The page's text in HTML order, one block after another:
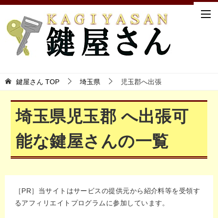
鍵屋さん TOP 埼玉県 児玉郡へ出張
埼玉県児玉郡 へ出張可
能な鍵屋さんの一覧
［PR］当サイトはサービスの提供元から紹介料等を受領す
るアフィリエイトプログラムに参加しています。